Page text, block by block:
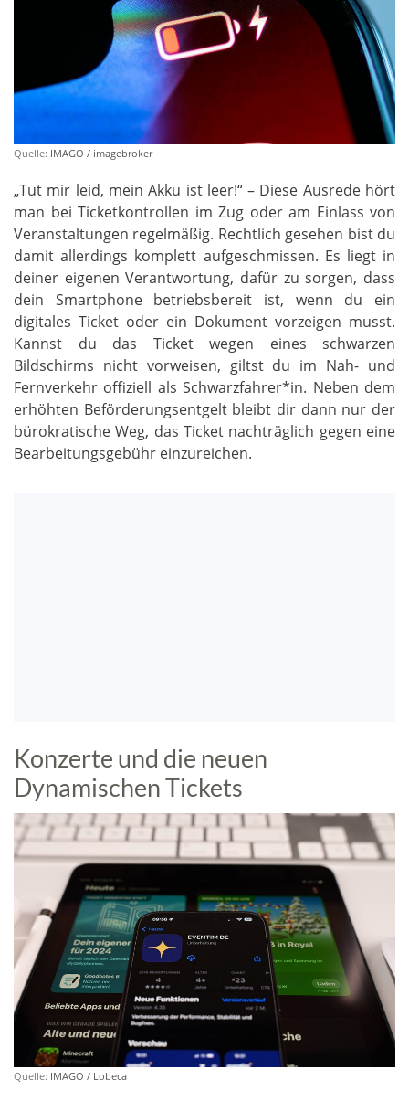
Quelle: IMAGO / imagebroker
„Tut mir leid, mein Akku ist leer!“ – Diese Ausrede hört
man bei Ticketkontrollen im Zug oder am Einlass von
Veranstaltungen regelmäßig. Rechtlich gesehen bist du
damit allerdings komplett aufgeschmissen. Es liegt in
deiner eigenen Verantwortung, dafür zu sorgen, dass
dein Smartphone betriebsbereit ist, wenn du ein
digitales Ticket oder ein Dokument vorzeigen musst.
Kannst du das Ticket wegen eines schwarzen
Bildschirms nicht vorweisen, giltst du im Nah- und
Fernverkehr offiziell als Schwarzfahrer*in. Neben dem
erhöhten Beförderungsentgelt bleibt dir dann nur der
bürokratische Weg, das Ticket nachträglich gegen eine
Bearbeitungsgebühr einzureichen.
Konzerte und die neuen
Dynamischen Tickets
Quelle: IMAGO / Lobeca